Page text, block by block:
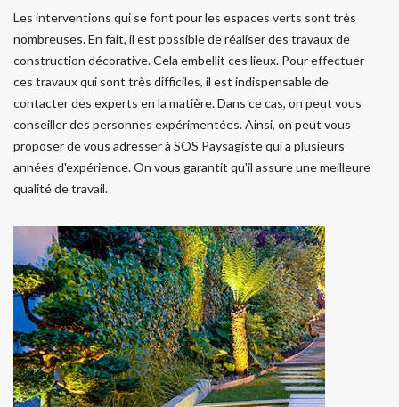
Les interventions qui se font pour les espaces verts sont très
nombreuses. En fait, il est possible de réaliser des travaux de
construction décorative. Cela embellit ces lieux. Pour effectuer
ces travaux qui sont très difficiles, il est indispensable de
contacter des experts en la matière. Dans ce cas, on peut vous
conseiller des personnes expérimentées. Ainsi, on peut vous
proposer de vous adresser à SOS Paysagiste qui a plusieurs
années d'expérience. On vous garantit qu'il assure une meilleure
qualité de travail.